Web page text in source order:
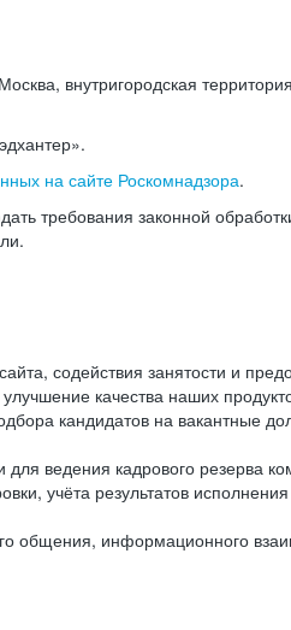
внутригородская
на сайте Роскомнадзора.
требования законной
содействия занятости и
качества наших
кандидатов на вакантные
ведения кадрового резерва
учёта результатов
общения, информационного